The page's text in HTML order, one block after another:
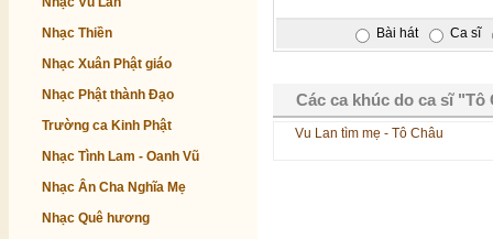
Nhạc Thiền
Nhạc Xuân Phật giáo
Nhạc Phật thành Đạo
Trường ca Kinh Phật
Nhạc Tình Lam - Oanh Vũ
Nhạc Ân Cha Nghĩa Mẹ
Nhạc Quê hương
Bài hát Ca sĩ
Các ca khúc do ca sĩ "Tô
Vu Lan tìm mẹ - Tô Châu